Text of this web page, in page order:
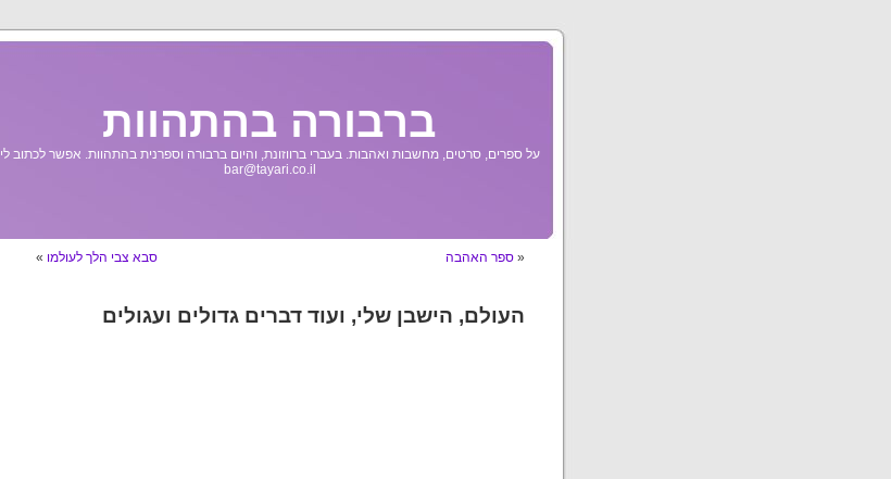
ברבורה בהתהוות
על ספרים, סרטים, מחשבות ואהבות. בעברי ברווזונת, והיום ברבורה וספרנית בהתהוות. אפשר לכתוב לי
bar@tayari.co.il
« ספר האהבה סבא צבי הלך לעולמו »
העולם, הישבן שלי, ועוד דברים גדולים ועגולים